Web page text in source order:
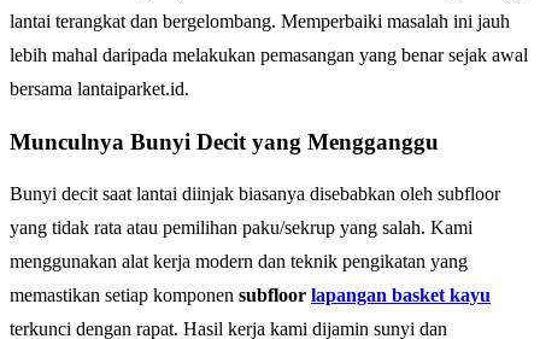
lantai terangkat dan bergelombang. Memperbaiki masalah ini jauh
lebih mahal daripada melakukan pemasangan yang benar sejak awal
bersama lantaiparket.id.
Munculnya Bunyi Decit yang Mengganggu
Bunyi decit saat lantai diinjak biasanya disebabkan oleh subfloor
yang tidak rata atau pemilihan paku/sekrup yang salah. Kami
menggunakan alat kerja modern dan teknik pengikatan yang
memastikan setiap komponen subfloor lapangan basket kayu
terkunci dengan rapat. Hasil kerja kami dijamin sunyi dan